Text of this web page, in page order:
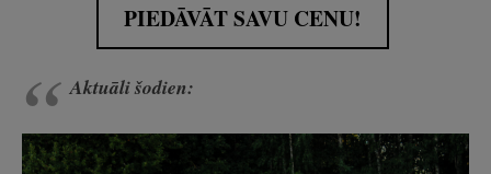
PIEDĀVĀT SAVU CENU!
Aktuāli šodien: